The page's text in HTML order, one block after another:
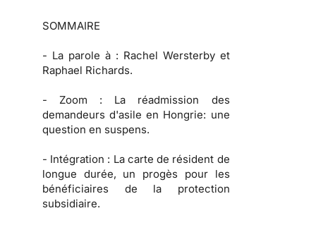
SOMMAIRE
- La parole à : Rachel Wersterby et
Raphael Richards.
-Zoom : La réadmission des
demandeurs d'asile en Hongrie: une
question en suspens.
- Intégration : La carte de résident de
longue durée, un progès pour les
bénéficiaires de la protection
subsidiaire.